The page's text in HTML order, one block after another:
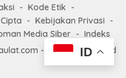
Kode Etik
Kebijakan Privasi
Media Siber
Indeks
- All right reserved
ID